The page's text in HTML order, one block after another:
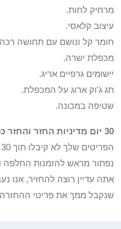
מרחיק לחות.
עיצוב קלאסי.
חומר קל ונושם עם תחושה
מכפלת ישרה.
יישומים גרפיים אריג.
תג ג'וק ארוג על המכפלת.
שטיפה במכונה.
30 יום מדיניות החזר והחזר כספי
נפתור מראש להזמנות החלפה
אתה עדיין רוצה להחזיר, אנו
שנקבל ממך את פריטי